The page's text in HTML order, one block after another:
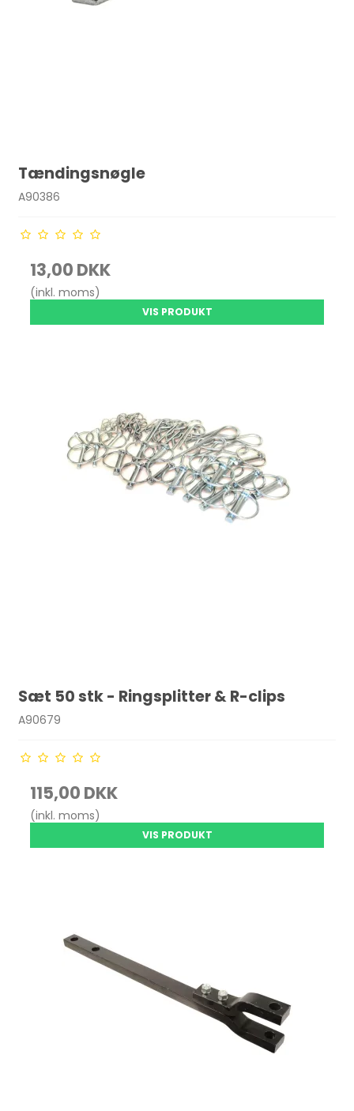
Tændingsnøgle
A90386
13,00 DKK
(inkl. moms)
VIS PRODUKT
Sæt 50 stk - Ringsplitter & R-clips
A90679
115,00 DKK
(inkl. moms)
VIS PRODUKT